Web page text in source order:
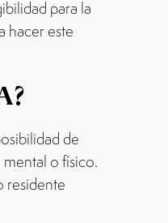
para la
hacer este
de
o físico.
residente